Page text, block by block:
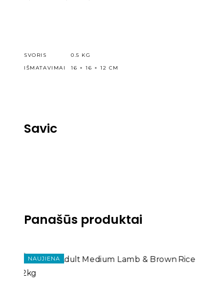
SVORIS
0.5 KG
IŠMATAVIMAI
16 × 16 × 12 CM
Savic
Panašūs produktai
NAUJIENA